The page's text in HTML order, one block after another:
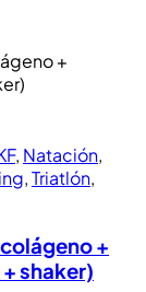
, Natación,
,Triatlón,
+
shaker)